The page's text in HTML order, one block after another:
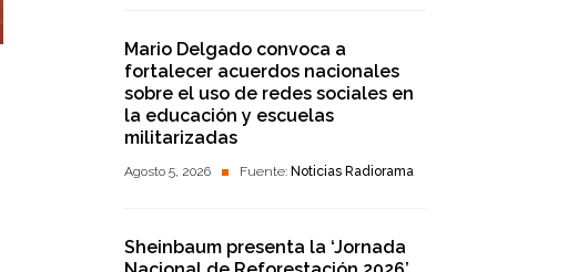
Mario Delgado convoca a
fortalecer acuerdos nacionales
sobre el uso de redes sociales en
la educación y escuelas
militarizadas
Agosto 5, 2026 Fuente: Noticias Radiorama
Sheinbaum presenta la ‘Jornada